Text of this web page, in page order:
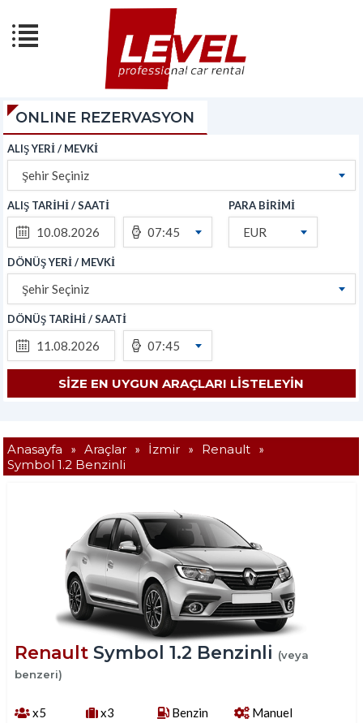
ONLINE REZERVASYON
ALIŞ YERİ / MEVKİ
Şehir Seçiniz
ALIŞ TARİHİ / SAATİ
07:45
PARA BİRİMİ
EUR
DÖNÜŞ YERİ / MEVKİ
Şehir Seçiniz
DÖNÜŞ TARİHİ / SAATİ
07:45
Anasayfa » Araçlar » İzmir » Renault »
Symbol 1.2 Benzinli
RenaultSymbol 1.2 Benzinli (veya
benzeri)
x5 x3 Benzin Manuel